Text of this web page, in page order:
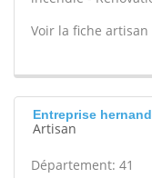
Voir la fiche artisan
Entreprise
Artisan
Département: 41